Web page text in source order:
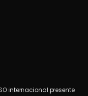
internacional presente